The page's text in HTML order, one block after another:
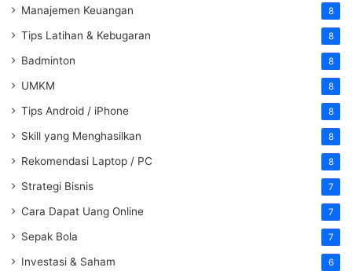
Manajemen Keuangan 8
Tips Latihan & Kebugaran 8
Badminton 8
UMKM 8
Tips Android / iPhone 8
Skill yang Menghasilkan 8
Rekomendasi Laptop / PC 8
Strategi Bisnis 7
Cara Dapat Uang Online 7
Sepak Bola 7
Investasi & Saham 6